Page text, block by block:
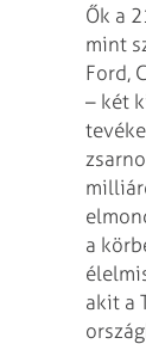
Ők a
mint
Ford,
– két
a
akit a